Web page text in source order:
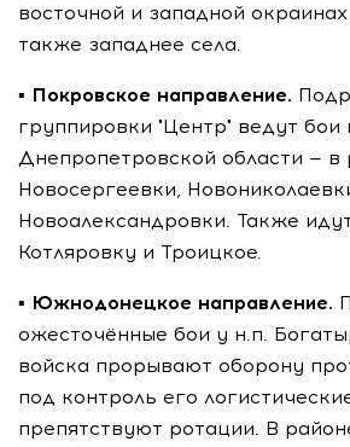
восточной и западной
также западнее села.
▪️ Покровское направление.
группировки "Центр" ведут бои
Днепропетровской области — в
Новосергеевки,
Новоалександровки. Также
Котляровку и Троицкое.
▪️ Южнодонецкое направление.
ожесточённые бои у н.п.
войска прорывают оборону
под контроль его
препятствуют ротации. В